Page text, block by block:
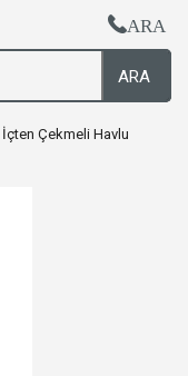
ARA
ARA
Çekmeli Havlu